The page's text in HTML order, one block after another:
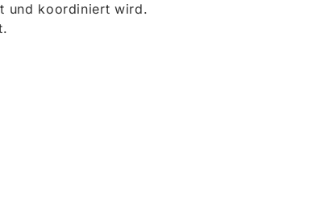
und koordiniert wird.